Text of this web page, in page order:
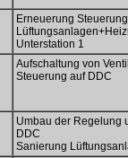
Erneuerung
Unterstation 1
Aufschaltung von
Steuerung auf DDC
Umbau der Regelung
DDC
Sanierung